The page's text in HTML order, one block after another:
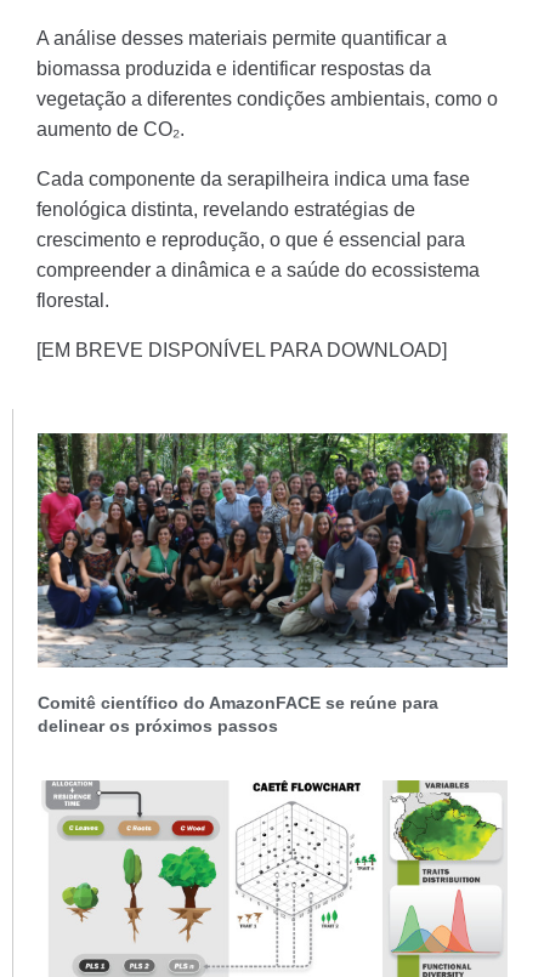
A análise desses materiais permite quantificar a
biomassa produzida e identificar respostas da
vegetação a diferentes condições ambientais, como o
aumento de CO₂.
Cada componente da serapilheira indica uma fase
fenológica distinta, revelando estratégias de
crescimento e reprodução, o que é essencial para
compreender a dinâmica e a saúde do ecossistema
florestal.
[EM BREVE DISPONÍVEL PARA DOWNLOAD]
Comitê científico do AmazonFACE se reúne para
delinear os próximos passos